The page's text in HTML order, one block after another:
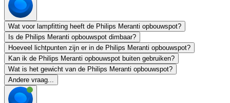
Wat voor lampfitting heeft de Philips Meranti opbouwspot?
Is de Philips Meranti opbouwspot dimbaar?
Hoeveel lichtpunten zijn er in de Philips Meranti opbouwspot?
Kan ik de Philips Meranti opbouwspot buiten gebruiken?
Wat is het gewicht van de Philips Meranti opbouwspot?
Andere vraag...